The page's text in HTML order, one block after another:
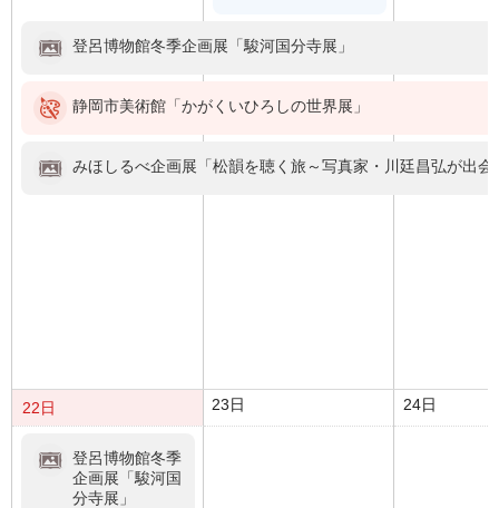
登呂博物館冬季企画展「駿河国分寺展」
静岡市美術館「かがくいひろしの世界展」
みほしるべ企画展「松韻を聴く旅～写真家・川廷昌弘が出
22日 23日 24日
登呂博物館冬季
企画展「駿河国
分寺展」